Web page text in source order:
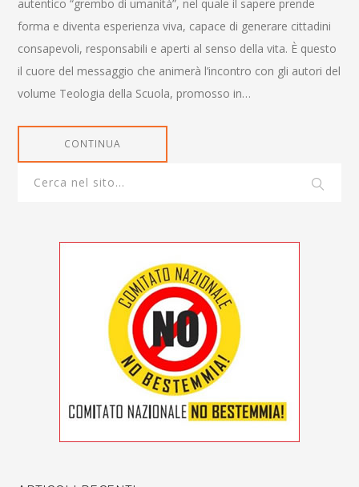
autentico “grembo di umanità”, nel quale il sapere prende
forma e diventa esperienza viva, capace di generare cittadini
consapevoli, responsabili e aperti al senso della vita. È questo
il cuore del messaggio che animerà l’incontro con gli autori del
volume Teologia della Scuola, promosso in…
CONTINUA